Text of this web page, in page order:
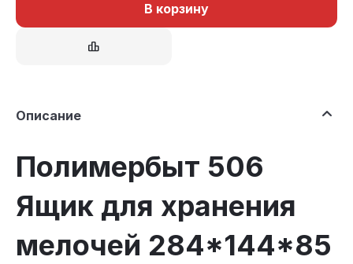
В корзину
Описание
Полимербыт 506
Ящик для хранения
мелочей 284*144*85